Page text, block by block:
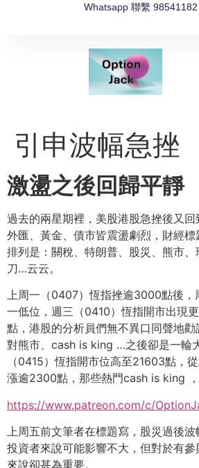
Whatsapp 聯繫
引申波幅急挫
激盪之後回歸平靜
過去的兩星期裡，美股港股急挫後又回
外匯、黃金、債市皆震盪劇烈，財經
排列是：關稅、特朗普、股災、熊市
刀…云云。
上周一（0407）恆指挫逾3000點後，
一低位，週三（0410）恆指開市出現
點，港股的分析員們無不異口同聲地
對熊市、cash is king …之後卻是一輪
（0415）恆指開市位高至21603點，
漲逾2300點，那些熱門cash is king ，
https://www.patreon.com/c/
上周五前文筆者在標題寫，股災過後
投資者來說可能影響不大，但對於有
來說卻甚為重要。